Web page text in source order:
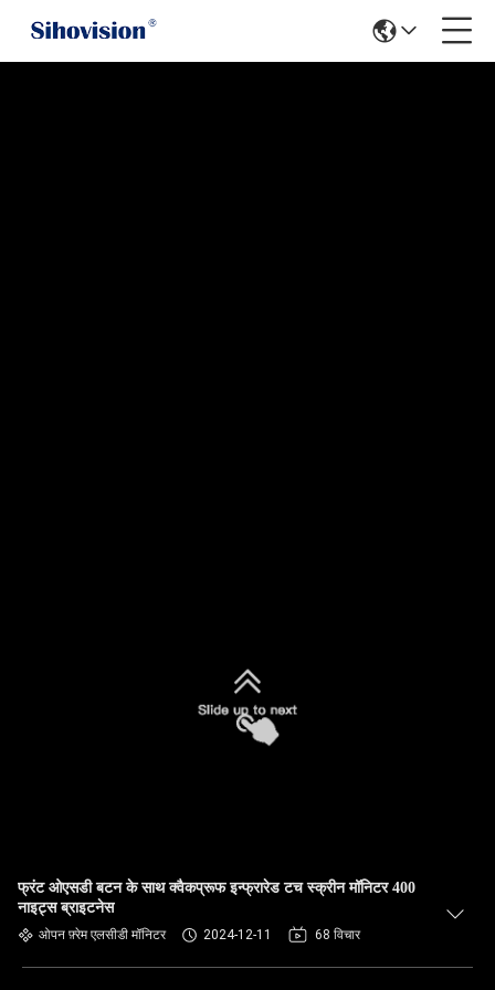
फ्रंट ओएसडी बटन के साथ क्वैकप्रूफ इन्फ्रारेड टच स्क्रीन मॉनिटर 400
नाइट्स ब्राइटनेस
ओपन फ़्रेम एलसीडी मॉनिटर 2024-12-11 68 विचार